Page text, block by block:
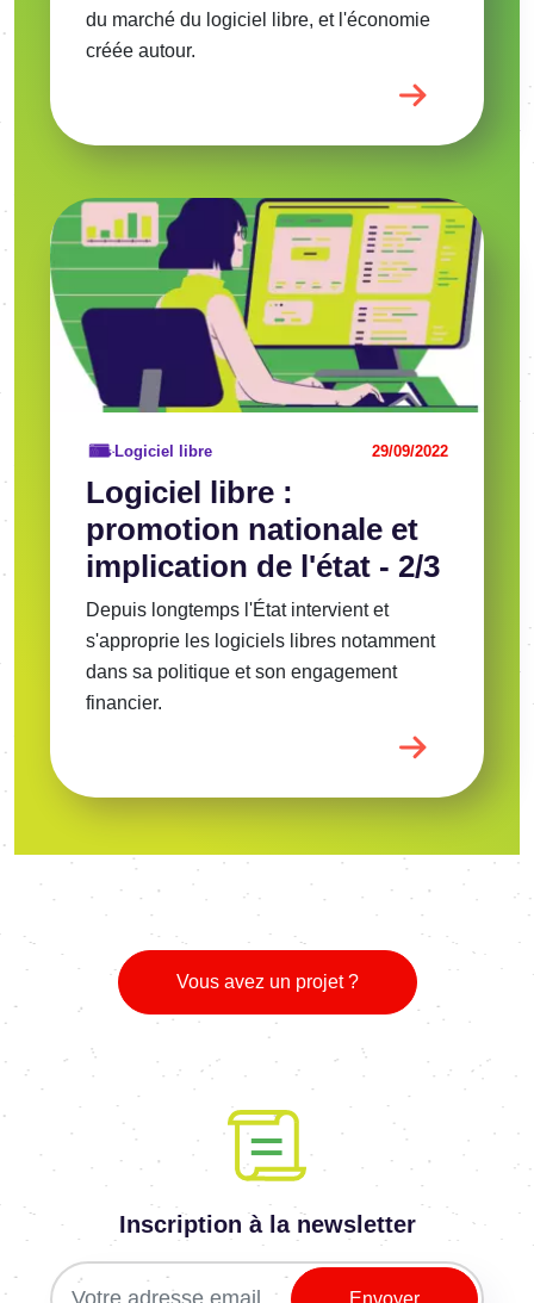
du marché du logiciel libre, et l'économie
créée autour.
Logiciel libre :
promotion nationale et
implication de l'état - 2/3
Logiciel libre 29/09/2022
Depuis longtemps l'État intervient et
s'approprie les logiciels libres notamment
dans sa politique et son engagement
financier.
Voir l'article
Image
Vous avez un projet ?
Inscription à la newsletter